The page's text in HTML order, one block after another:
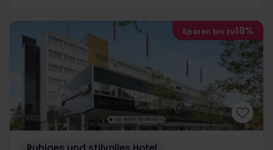
Sparen bis zu18%